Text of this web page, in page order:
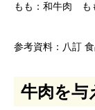
もも：和牛肉
参考資料：八訂
牛肉を与